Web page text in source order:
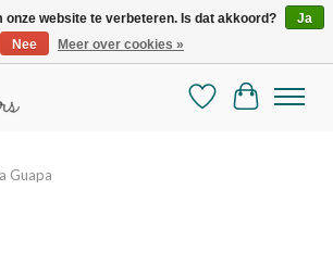
stoffen en mercerie
Verlanglijst
Guapa
onze website te verbeteren. Is dat akkoord?
Ja
Nee
Meer over cookies »